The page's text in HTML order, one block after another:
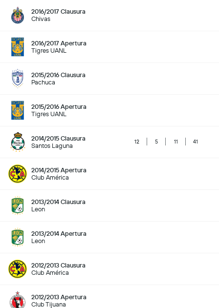
2016/2017 Clausura
Chivas
2016/2017 Apertura
Tigres UANL
2015/2016 Clausura
Pachuca
2015/2016 Apertura
Tigres UANL
2014/2015 Clausura
Santos Laguna
12 5 11 41
2014/2015 Apertura
Club América
2013/2014 Clausura
Leon
2013/2014 Apertura
Leon
2012/2013 Clausura
Club América
2012/2013 Apertura
Club Tijuana